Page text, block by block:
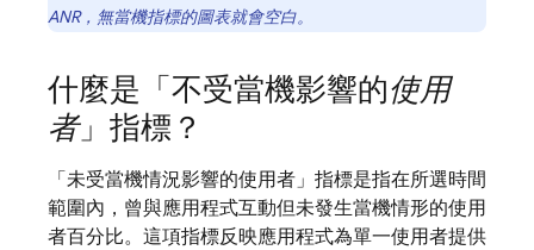
ANR，無當機指標的圖表就會空白。
什麼是「不受當機影響的使用
者」指標？
「未受當機情況影響的使用者」 指標是指在所選時間
範圍內，曾與應用程式互動但未發生當機情形的使用
者百分比。這項指標反映應用程式為單一使用者提供